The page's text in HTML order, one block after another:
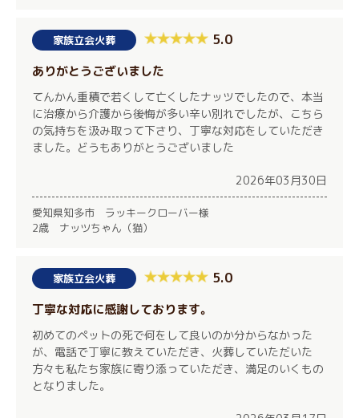
家族立会火葬 5.0
ありがとうございました
てんかん重積で若くして亡くしたナッツでしたので、本当
に治療から介護から後悔が多い辛い別れでしたが、こちら
の気持ちを汲み取って下さり、丁寧な対応をしていただき
ました。どうもありがとうございました
2026年03月30日
愛知県知多市 ラッキークローバー様
2歳 ナッツちゃん（猫）
家族立会火葬 5.0
丁寧な対応に感謝しております。
初めてのペットの死で何をして良いのか分からなかった
が、電話で丁寧に教えていただき、火葬していただいた
方々も私たち家族に寄り添っていただき、満足のいくもの
となりました。